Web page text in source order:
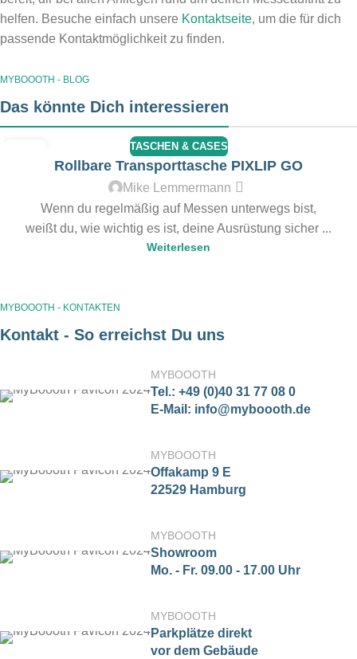
helfen. Besuche einfach unsere Kontaktseite, um die für dich
passende Kontaktmöglichkeit zu finden.
MYBOOOTH - BLOG
Das könnte Dich interessieren
TASCHEN & CASES
Rollbare Transporttasche PIXLIP GO
Mike Lemmermann
Wenn du regelmäßig auf Messen unterwegs bist,
weißt du, wie wichtig es ist, deine Ausrüstung sicher ...
Weiterlesen
MYBOOOTH - KONTAKTEN
Kontakt - So erreichst Du uns
MYBOOOTH
Tel.: +49 (0)40 31 77 08 0
E-Mail: info@myboooth.de
MYBOOOTH
Offakamp 9 E
22529 Hamburg
MYBOOOTH
Showroom
Mo. - Fr. 09.00 - 17.00 Uhr
MYBOOOTH
Parkplätze direkt
vor dem Gebäude